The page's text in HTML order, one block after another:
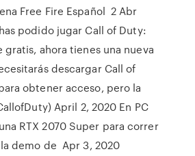
Free Fire Español 2 Abr
podido jugar Call of Duty:
gratis, ahora tienes una nueva
descargar Call of
obtener acceso, pero la
April 2, 2020 En PC
RTX 2070 Super para correr
demo de Apr 3, 2020